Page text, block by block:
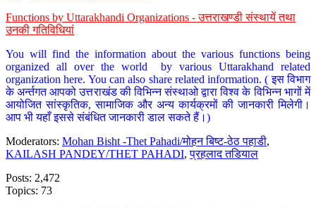
Functions by Uttarakhandi Organizations - उत्तराखण्डी संस्थायें तथा
उनकी गतिविधियां
You will find the information about the various functions being
organized all over the world by various Uttarakhand related
organization here. You can also share related information. ( इस विभाग
के अर्न्तगत आपको उत्तराखंड की विभिन्न संस्थाओ द्वारा विश्व के विभिन्न भागों में
आयोजित सांस्कृतिक, सामाजिक और अन्य कार्यक्रमों की जानकारी मिलेगी।
आप भी यहाँ इससे संबंधित जानकारी डाल सकते हैं।)
Moderators: Mohan Bisht -Thet Pahadi/मोहन बिष्ट-ठेठ पहाडी,
KAILASH PANDEY/THET PAHADI,प्रहलाद तडियाल
Posts: 2,472
Topics: 73